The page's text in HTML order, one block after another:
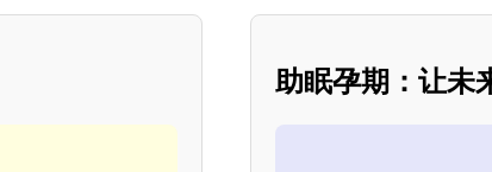
助眠孕期：让未